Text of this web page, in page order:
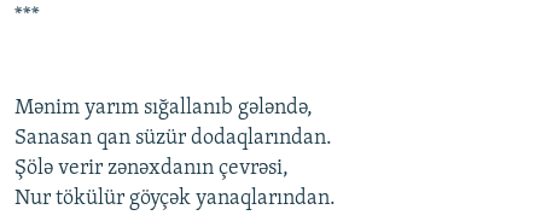
***
Mənim yarım sığallanıb gələndə,
Sanasan qan süzür dоdaqlarından.
Şölə vеrir zənəxdanın çеvrəsi,
Nur tökülür göyçək yanaqlarından.